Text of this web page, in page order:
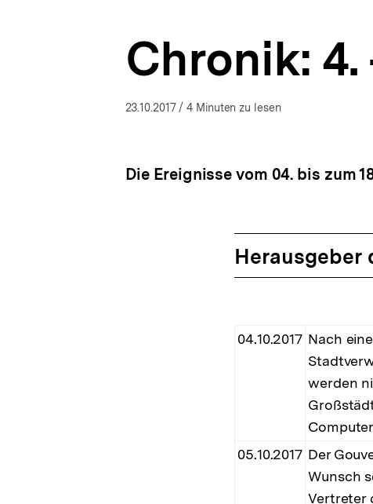
Chronik: 4.
23.10.2017/ 4 Minuten zu lesen
Die Ereignisse vom 04. bis zum
Herausgeber
04.10.2017 Nach
werden
05.10.2017 Der
Wunsch
Vertreter